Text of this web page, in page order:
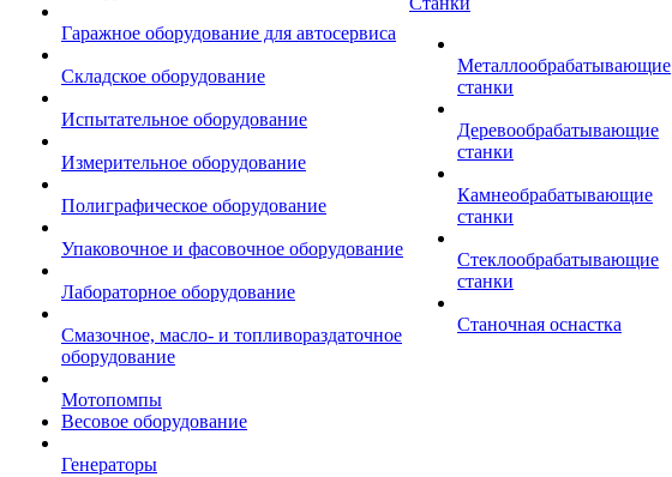
Гаражное оборудование для автосервиса
Складское оборудование
Испытательное оборудование
Измерительное оборудование
Полиграфическое оборудование
Упаковочное и фасовочное оборудование
Лабораторное оборудование
Смазочное, масло- и топливораздаточное
оборудование
Мотопомпы
Весовое оборудование
Генераторы
Металлообрабатывающие
станки
Деревообрабатывающие
станки
Камнеобрабатывающие
станки
Стеклообрабатывающие
станки
Станочная оснастка